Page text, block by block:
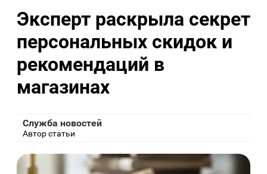
Эксперт раскрыла секрет
персональных скидок и
рекомендаций в
магазинах
Служба новостей
Автор статьи